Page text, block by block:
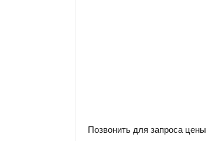
Позвонить для запроса цены